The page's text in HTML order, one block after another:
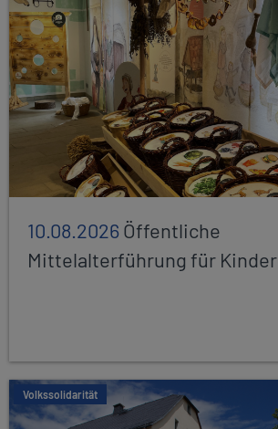
10.08.2026Öffentliche
Mittelalterführung für Kinder
Volkssolidarität